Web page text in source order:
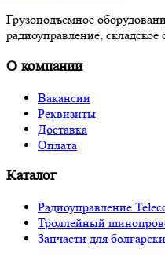
Грузоподъемное
радиоуправление, складское
О компании
Вакансии
Реквизиты
Доставка
Оплата
Каталог
Радиоуправление
Троллейный
Запчасти для